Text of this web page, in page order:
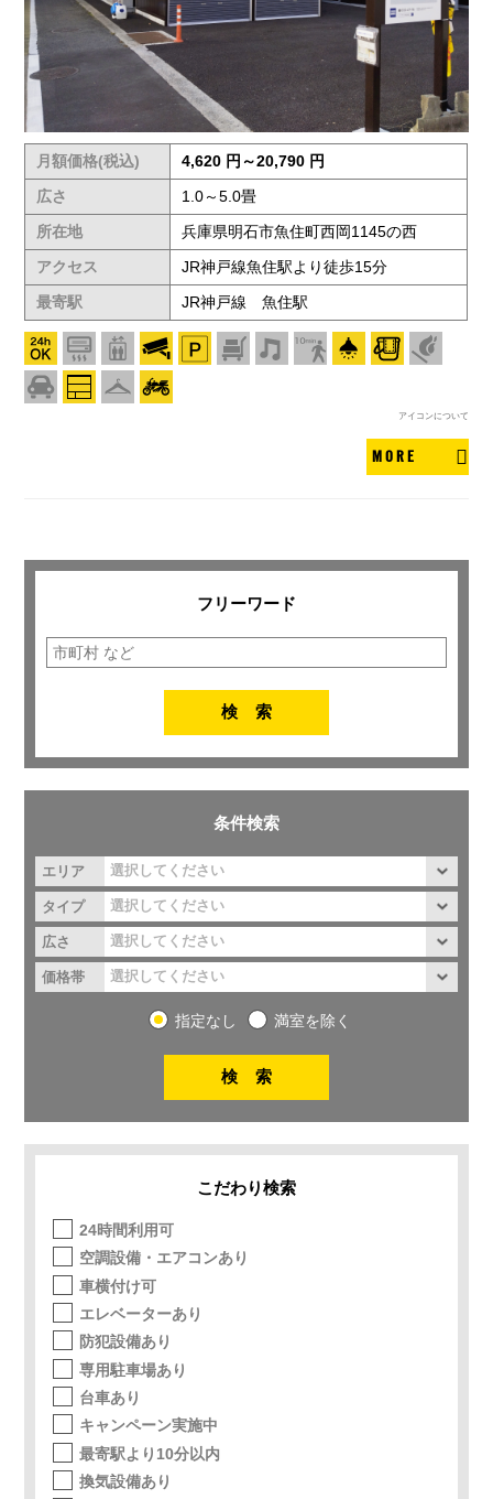
月額価格(税込)
4,620 円～20,790 円
広さ
1.0～5.0畳
所在地
兵庫県明石市魚住町西岡1145の西
アクセス
JR神戸線魚住駅より徒歩15分
最寄駅
JR神戸線 魚住駅
アイコンについて
MORE
フリーワード
条件検索
エリア
タイプ
広さ
価格帯
指定なし 満室を除く
こだわり検索
24時間利用可
空調設備・エアコンあり
車横付け可
エレベーターあり
防犯設備あり
専用駐車場あり
台車あり
キャンペーン実施中
最寄駅より10分以内
換気設備あり